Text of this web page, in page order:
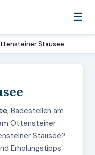
☰
Stausee
, Badestellen am
Ottensteiner
Stausee?
Erholungstipps